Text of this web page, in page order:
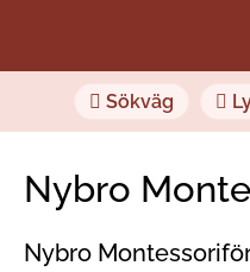
Sökväg
Nybro
Nybro